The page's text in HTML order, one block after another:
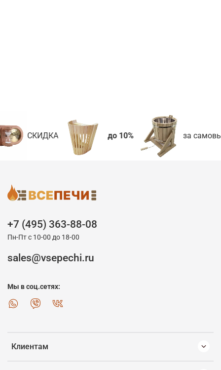
СКИДКА до 10% за
Клиентам
+7 (495) 363-88-08
Пн-Пт с 10-00 до 18-00
sales@vsepechi.ru
Мы в соц.сетях: